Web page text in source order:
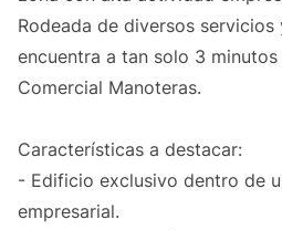
Rodeada de diversos servicios
encuentra a tan solo 3
Comercial Manoteras.
Características a destacar:
- Edificio exclusivo dentro de
empresarial.